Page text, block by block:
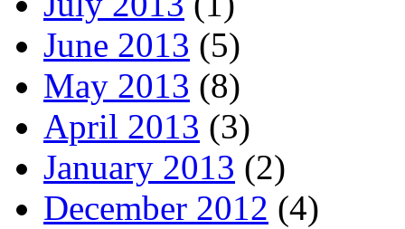
June 2013 (5)
May 2013 (8)
April 2013 (3)
January 2013 (2)
December 2012 (4)